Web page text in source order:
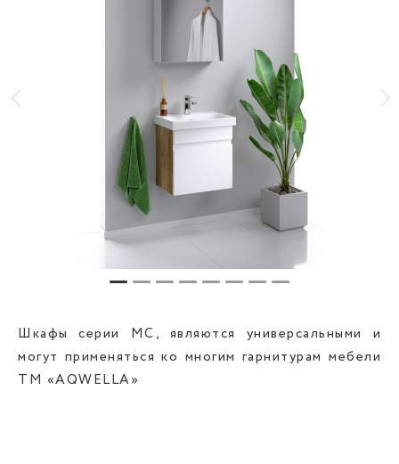
Шкафы серии МС, являются универсальными и
могут применяться ко многим гарнитурам мебели
ТМ «AQWELLA»